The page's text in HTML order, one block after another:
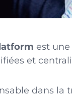
est
et
dans la